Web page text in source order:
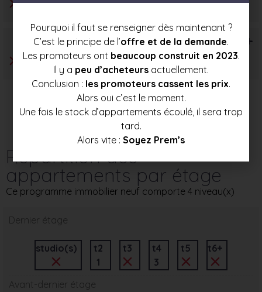
T6+
Répartition des
appartements par étage
Ce programme immobilier neuf comporte 4 niveau(x)
Dernier étage
studio(s)
t2
1
t3
t4
3
t5 t6+
Avant-dernier étage
Pourquoi il faut se renseigner dès maintenant ?
C’est le principe de l’offre et de la demande.
Les promoteurs ont beaucoup construit en 2023.
Il y a peu d’acheteurs actuellement.
Conclusion : les promoteurs cassent les prix.
Alors oui c’est le moment.
Une fois le stock d’appartements écoulé, il sera trop
tard.
Alors vite : Soyez Prem’s